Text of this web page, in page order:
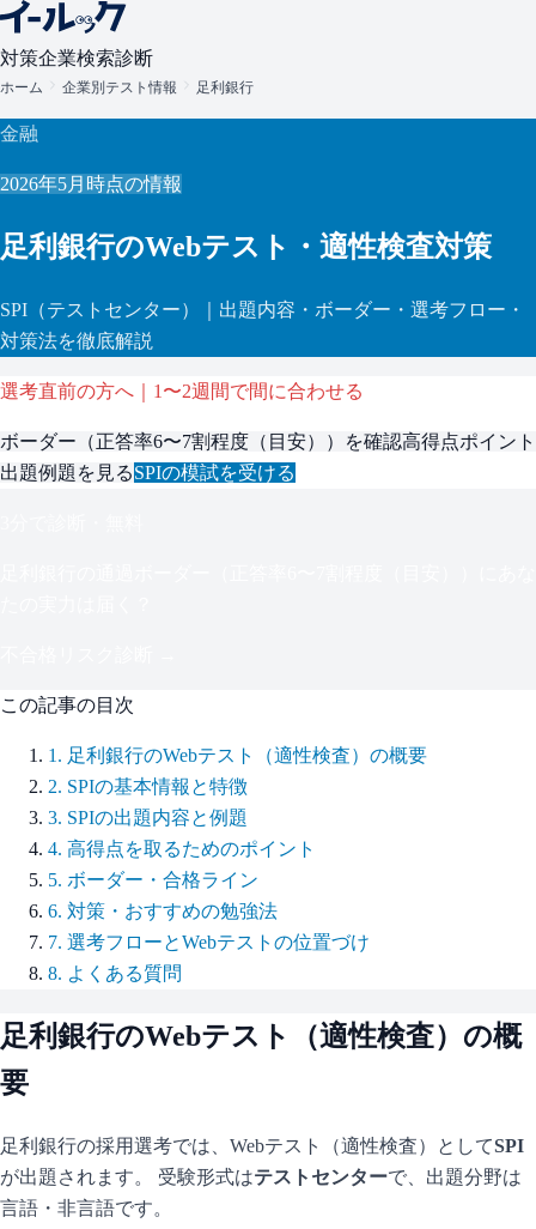
対策企業検索診断
ホーム 企業別テスト情報 足利銀行
金融
2026年5月 時点の情報
足利銀行のWebテスト・適性検査対策
SPI （テストセンター）
｜出題内容・ボーダー・選考フロー・
対策法を徹底解説
選考直前の方へ｜1〜2週間で間に合わせる
ボーダー（正答率6〜7割程度（目安） ）を確認高得点ポイント
出題例題を見るSPIの模試を受ける
この記事の目次
1 . 足利銀行のWebテスト（適性検査）の概要
2. SPIの基本情報と特徴
3. SPIの出題内容と例題
4. 高得点を取るためのポイント
5. ボーダー・合格ライン
6. 対策・おすすめの勉強法
7. 選考フローとWebテストの位置づけ
8. よくある質問
足利銀行のWebテスト（適性検査）の概
要
足利銀行の採用選考では、Webテスト（適性検査）としてSPI
が出題されます。 受験形式はテストセンターで、 出題分野は
言語・非言語です。